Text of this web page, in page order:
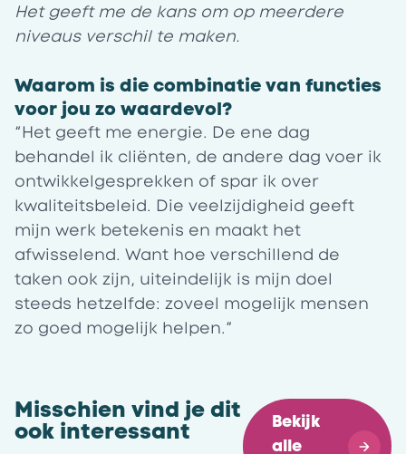
Het geeft me de kans om op meerdere
niveaus verschil te maken.
Waarom is die combinatie van functies
voor jou zo waardevol?
“Het geeft me energie. De ene dag
behandel ik cliënten, de andere dag voer ik
ontwikkelgesprekken of spar ik over
kwaliteitsbeleid. Die veelzijdigheid geeft
mijn werk betekenis en maakt het
afwisselend. Want hoe verschillend de
taken ook zijn, uiteindelijk is mijn doel
steeds hetzelfde: zoveel mogelijk mensen
zo goed mogelijk helpen.”
Misschien vind je dit
ook interessant
Bekijk
alle